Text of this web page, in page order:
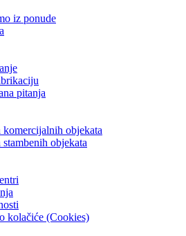
iz ponude
pitanja
komercijalnih objekata
objekata
kolačiće (Cookies)